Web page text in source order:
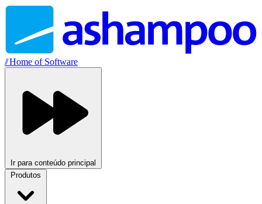
//Home of Software
Ir para conteúdo principal
Produtos